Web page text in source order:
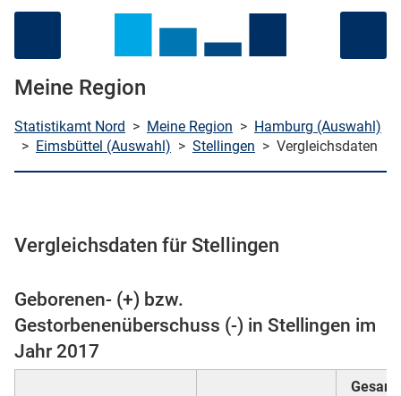
Meine Region
Statistikamt Nord > Meine Region > Hamburg (Auswahl)
> Eimsbüttel (Auswahl) > Stellingen > Vergleichsdaten
Vergleichsdaten für Stellingen
Geborenen- (+) bzw.
Gestorbenenüberschuss (-) in Stellingen im
Jahr 2017